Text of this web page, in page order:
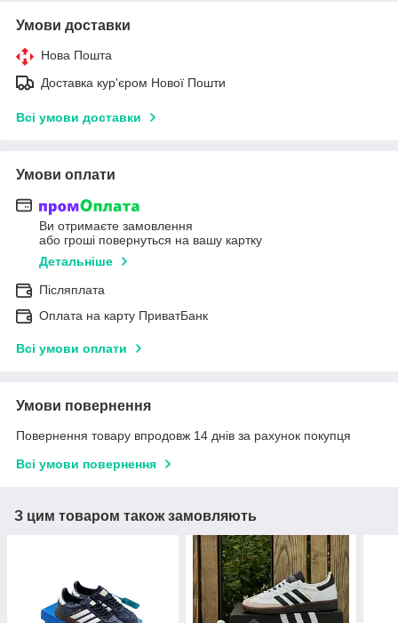
Умови доставки
Нова Пошта
Доставка кур'єром Нової Пошти
Всі умови доставки
Умови оплати
Ви отримаєте замовлення
або гроші повернуться на вашу картку
Детальніше
Післяплата
Оплата на карту ПриватБанк
Всі умови оплати
Умови повернення
Повернення товару впродовж 14 днів за рахунок покупця
Всі умови повернення
З цим товаром також замовляють